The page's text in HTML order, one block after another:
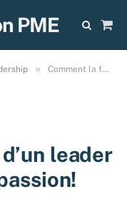
Cart
» Comment la force d’un leader se trouve dans sa passion!
leader